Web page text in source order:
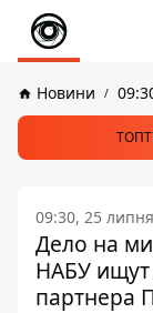
Новини
09:30, 25
Дело на
НАБУ ищут
партнера